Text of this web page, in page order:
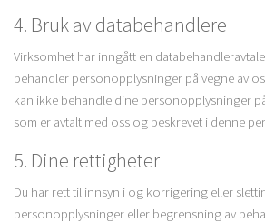
4. Bruk av databehandlere
Virksomhet har inngått en databehandleravtale
behandler personopplysninger på vegne av
kan ikke behandle dine personopplysninger
som er avtalt med oss og beskrevet i denne
5. Dine rettigheter
Du har rett til innsyn i og korrigering eller
personopplysninger eller begrensning av